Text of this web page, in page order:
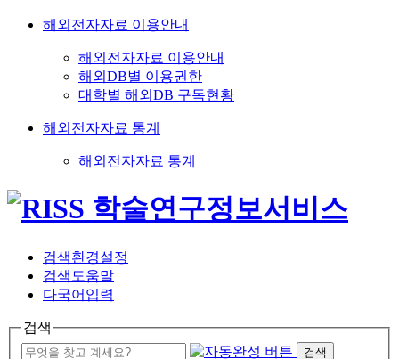
해외전자자료 이용안내
해외전자자료 이용안내
해외DB별 이용권한
대학별 해외DB 구독현황
해외전자자료 통계
해외전자자료 통계
검색환경설정
검색도움말
다국어입력
검색
검색